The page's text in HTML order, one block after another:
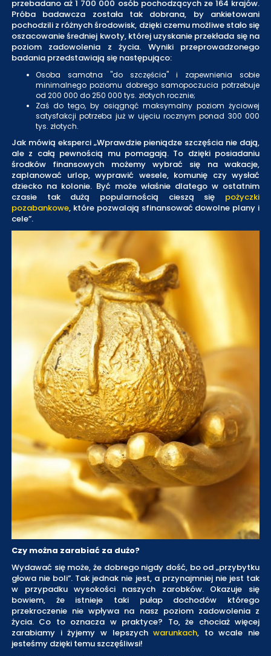
przebadano aż 1 700 000 osób pochodzących ze 164 krajów.
Próba badawcza została tak dobrana, by ankietowani
pochodzili z różnych środowisk, dzięki czemu możliwe stało się
oszacowanie średniej kwoty, której uzyskanie przekłada się na
poziom zadowolenia z życia. Wyniki przeprowadzonego
badania przedstawiają się następująco:
Osoba samotna "do szczęścia" i zapewnienia sobie
minimalnego poziomu dobrego samopoczucia potrzebuje
od 200 000 do 250 000 tys. złotych rocznie;
Zaś do tego, by osiągnąć maksymalny poziom życiowej
satysfakcji potrzeba już w ujęciu rocznym ponad 300 000
tys. złotych.
Jak mówią eksperci „Wprawdzie pieniądze szczęścia nie dają,
ale z całą pewnością mu pomagają. To dzięki posiadaniu
środków finansowych możemy wybrać się na wakacje,
zaplanować urlop, wyprawić wesele, komunię czy wysłać
dziecko na kolonie. Być może właśnie dlatego w ostatnim
czasie tak dużą popularnością cieszą się pożyczki
pozabankowe, które pozwalają sfinansować dowolne plany i
cele”.
Czy można zarabiać za dużo?
Wydawać się może, że dobrego nigdy dość, bo od „przybytku
głowa nie boli”. Tak jednak nie jest, a przynajmniej nie jest tak
w przypadku wysokości naszych zarobków. Okazuje się
bowiem, że istnieje taki pułap dochodów którego
przekroczenie nie wpływa na nasz poziom zadowolenia z
życia. Co to oznacza w praktyce? To, że chociaż więcej
zarabiamy i żyjemy w lepszychwarunkach, to wcale nie
jesteśmy dzięki temu szczęśliwsi!